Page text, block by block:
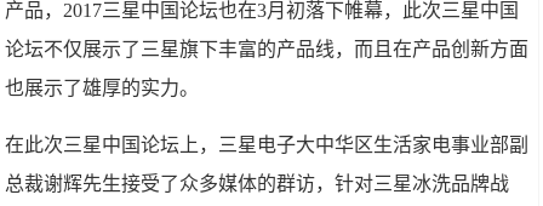
产品，2017三星中国论坛也在3月初落下帷幕，此次三星中国
论坛不仅展示了三星旗下丰富的产品线，而且在产品创新方面
也展示了雄厚的实力。
在此次三星中国论坛上，三星电子大中华区生活家电事业部副
总裁谢辉先生接受了众多媒体的群访，针对三星冰洗品牌战